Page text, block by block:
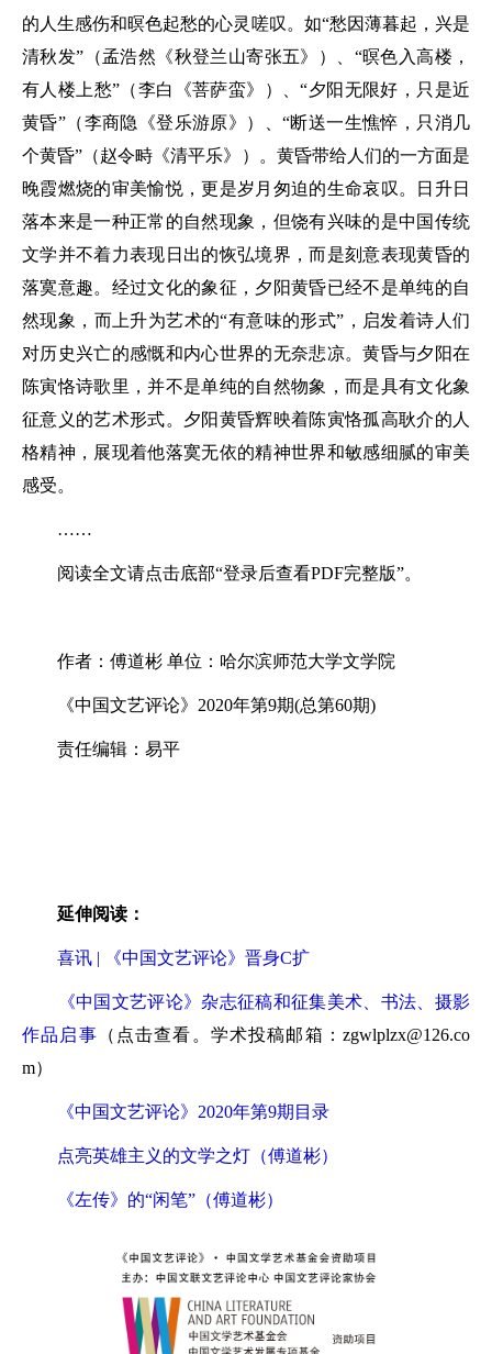
的人生感伤和暝色起愁的心灵嗟叹。如“愁因薄暮起，兴是
清秋发”（孟浩然《秋登兰山寄张五》）、“暝色入高楼，
有人楼上愁”（李白《菩萨蛮》）、“夕阳无限好，只是近
黄昏”（李商隐《登乐游原》）、“断送一生憔悴，只消几
个黄昏”（赵令畤《清平乐》）。黄昏带给人们的一方面是
晚霞燃烧的审美愉悦，更是岁月匆迫的生命哀叹。日升日
落本来是一种正常的自然现象，但饶有兴味的是中国传统
文学并不着力表现日出的恢弘境界，而是刻意表现黄昏的
落寞意趣。经过文化的象征，夕阳黄昏已经不是单纯的自
然现象，而上升为艺术的“有意味的形式”，启发着诗人们
对历史兴亡的感慨和内心世界的无奈悲凉。黄昏与夕阳在
陈寅恪诗歌里，并不是单纯的自然物象，而是具有文化象
征意义的艺术形式。夕阳黄昏辉映着陈寅恪孤高耿介的人
格精神，展现着他落寞无依的精神世界和敏感细腻的审美
感受。
……
阅读全文请点击底部“登录后查看PDF完整版”。
作者：傅道彬 单位：哈尔滨师范大学文学院
《中国文艺评论》2020年第9期(总第60期)
责任编辑：易平
延伸阅读：
喜讯 | 《中国文艺评论》晋身C扩
《中国文艺评论》杂志征稿和征集美术、书法、摄影
作品启事 （点击查看。学术投稿邮箱：zgwlplzx@126.co
m）
《中国文艺评论》2020年第9期目录
点亮英雄主义的文学之灯（傅道彬）
《左传》的“闲笔”（傅道彬）